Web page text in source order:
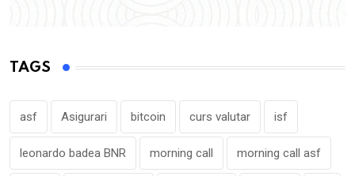
TAGS
asf Asigurari bitcoin curs valutar isf
leonardo badea BNR morning call morning call asf